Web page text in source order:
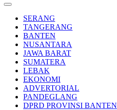
SERANG
TANGERANG
BANTEN
NUSANTARA
JAWA BARAT
SUMATERA
LEBAK
EKONOMI
ADVERTORIAL
PANDEGLANG
DPRD PROVINSI BANTEN